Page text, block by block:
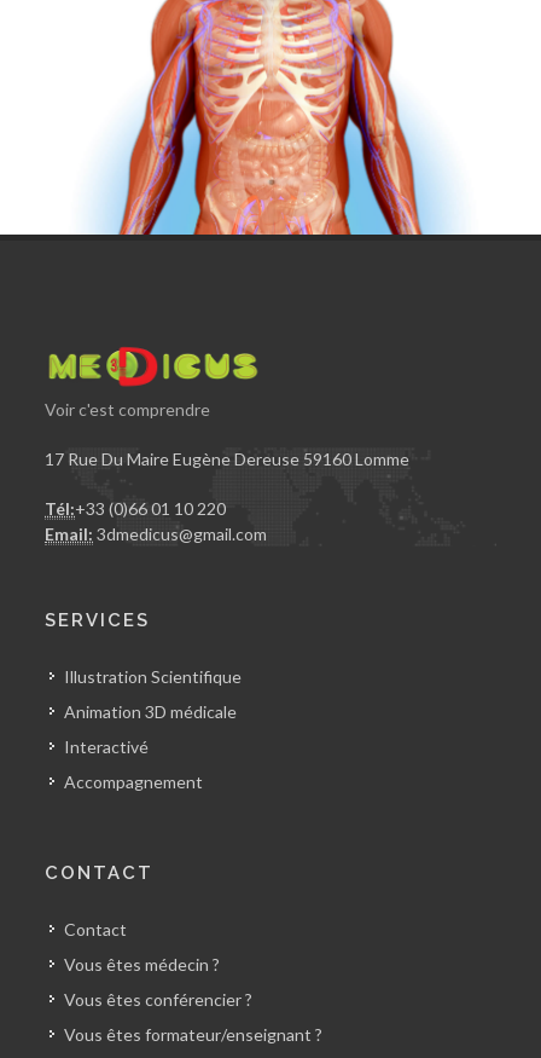
Voir c'est comprendre
17 Rue Du Maire Eugène Dereuse 59160 Lomme
Tél:+33 (0)66 01 10 220
Email: 3dmedicus@gmail.com
SERVICES
Illustration Scientifique
Animation 3D médicale
Interactivé
Accompagnement
CONTACT
Contact
Vous êtes médecin ?
Vous êtes conférencier ?
Vous êtes formateur/enseignant ?